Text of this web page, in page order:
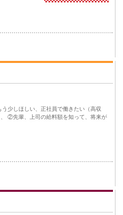
少しほしい、正社員で働きたい（高収
②先輩、上司の給料額を知って、将来が